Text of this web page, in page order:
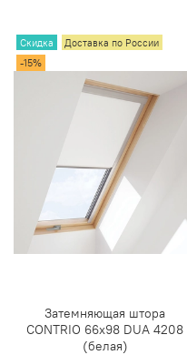
Скидка
Доставка по России
-15%
Затемняющая штора
CONTRIO 66х98 DUA 4208
(белая)